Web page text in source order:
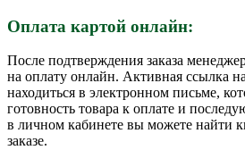
Оплата картой онлайн:
После подтверждения заказа
на оплату онлайн. Активная ссылка
находиться в электронном письме,
готовность товара к оплате и
в личном кабинете вы можете найти
заказе.